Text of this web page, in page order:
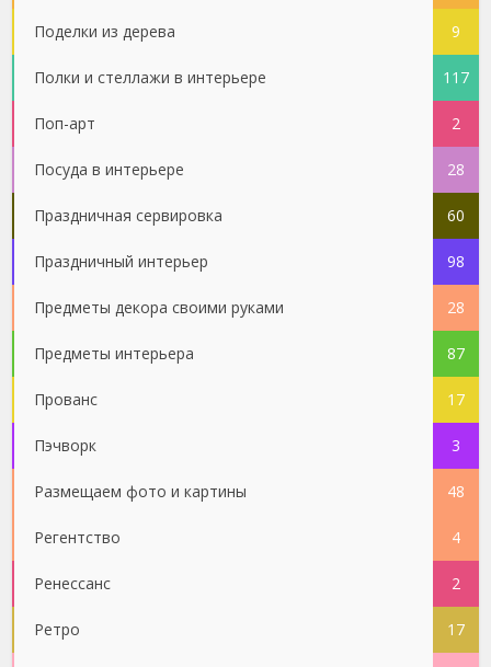
Поделки из дерева 9
Полки и стеллажи в интерьере 117
Поп-арт 2
Посуда в интерьере 28
Праздничная сервировка 60
Праздничный интерьер 98
Предметы декора своими руками 28
Предметы интерьера 87
Прованс 17
Пэчворк 3
Размещаем фото и картины 48
Регентство 4
Ренессанс 2
Ретро 17